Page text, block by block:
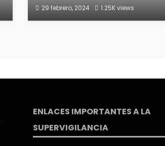
29 febrero, 2024 1.25K views
ENLACES IMPORTANTES A LA
SUPERVIGILANCIA